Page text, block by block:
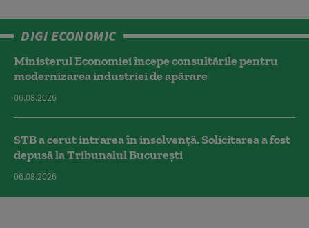
DIGI ECONOMIC
Ministerul Economiei începe consultările pentru
modernizarea industriei de apărare
06.08.2026
STB a cerut intrarea în insolvență. Solicitarea a fost
depusă la Tribunalul București
06.08.2026